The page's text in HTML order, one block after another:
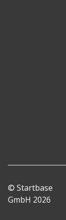
© Startbase
GmbH 2026